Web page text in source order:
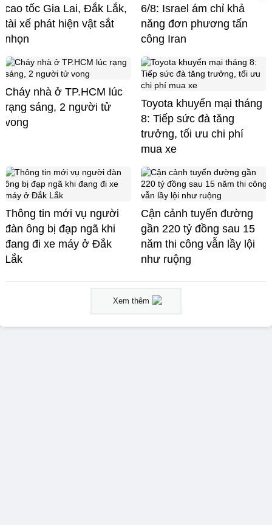
cao tốc Gia Lai, Đắk Lắk,
tài xế phát hiện vật sắt
nhọn
6/8: Israel ám chỉ khả
năng đơn phương tấn
công Iran
Cháy nhà ở TP.HCM lúc
rạng sáng, 2 người tử
vong
Toyota khuyến mại tháng
8: Tiếp sức đà tăng
trưởng, tối ưu chi phí
mua xe
Thông tin mới vụ người
đàn ông bị đạp ngã khi
đang đi xe máy ở Đắk
Lắk
Cận cảnh tuyến đường
gần 220 tỷ đồng sau 15
năm thi công vẫn lầy lội
như ruộng
Xem thêm